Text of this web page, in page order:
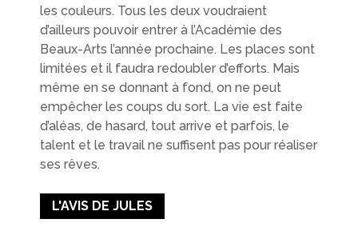
les couleurs. Tous les deux voudraient
d’ailleurs pouvoir entrer à l’Académie des
Beaux-Arts l’année prochaine. Les places sont
limitées et il faudra redoubler d’efforts. Mais
même en se donnant à fond, on ne peut
empêcher les coups du sort. La vie est faite
d’aléas, de hasard, tout arrive et parfois, le
talent et le travail ne suffisent pas pour réaliser
ses rêves.
L'AVIS DE JULES